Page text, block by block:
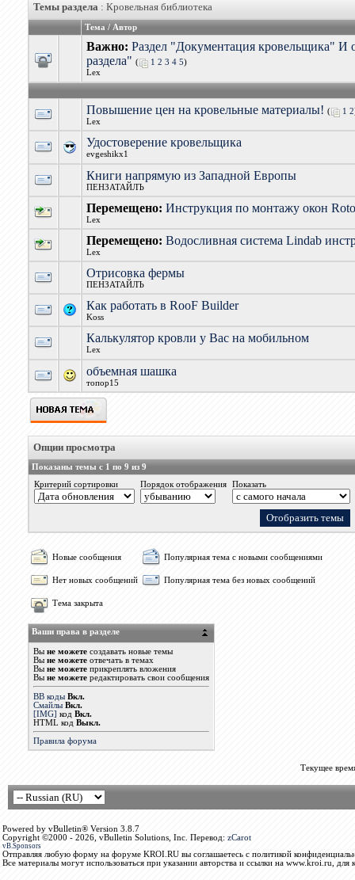
Темы раздела: Кровельная библиотека
Тема / Автор
Важно: Раздел "Документация кровельщика" И
раздела" ( 1 2 3 4 5)
Lex
Повышение цен на кровельные материалы! ( 1 2
Lex
Удостоверение кровельщика
evgeshikx1
Книги напрямую из Западной Европы
ПЕНЗАТАЙЛЪ
Перемещено: Инструкция по монтажу окон Roto
Lex
Перемещено: Водосливная система Lindab
Lex
Отрисовка фермы
ПЕНЗАТАЙЛЪ
Как работать в RooF Builder
Koss
Калькулятор кровли у Вас на мобильном
Lex
объемная шашка
топор15
Опции просмотра
Показаны темы с 1 по 9 из 9
Критерий сортировки
Порядок отображения Показать
Новые сообщения Популярная тема с новыми сообщениями
Нет новых сообщений Популярная тема без новых сообщений
Тема закрыта
Ваши права в разделе
Вы не можетесоздавать новые темы
Вы не можетеотвечать в темах
Вы не можетеприкреплять вложения
Вы не можетередактировать свои сообщения
BB коды Вкл.
Смайлы Вкл.
[IMG] код Вкл.
HTML код Выкл.
Правила форума
Текущее
Powered by vBulletin® Version 3.8.7
Copyright ©2000 - 2026, vBulletin Solutions, Inc. Перевод: zCarot
vB.Sponsors
Отправляя любую форму на форуме KROI.RU вы соглашаетесь с политикой
Все материалы могут использоваться при указании авторства и ссылки на www.kroi.ru, для